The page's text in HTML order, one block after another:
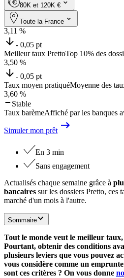
80K et 120K €
Toute la France
3,11 %
- 0,05 pt
Meilleur taux PrettoTop 10% des
3,50 %
- 0,05 pt
Taux moyen pratiquéMoyenne des
3,60 %
Stable
Taux barèmeAffiché par les banques
Simuler mon prêt
En 3 min
Sans engagement
Actualisés chaque semaine grâce à
bancaires sur les dossiers Pretto,
marché d'un mois à l'autre.
Sommaire
Tout le monde veut le meilleur
Pourtant, obtenir des conditions
plusieurs leviers que vous pouvez
vous considère comme un
sont ces critères ? On vous donne